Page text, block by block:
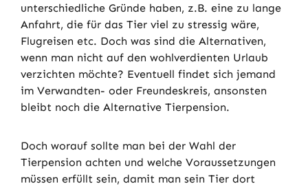
unterschiedliche Gründe haben, z.B. eine zu lange
Anfahrt, die für das Tier viel zu stressig wäre,
Flugreisen etc. Doch was sind die Alternativen,
wenn man nicht auf den wohlverdienten Urlaub
verzichten möchte? Eventuell findet sich jemand
im Verwandten- oder Freundeskreis, ansonsten
bleibt noch die Alternative Tierpension.
Doch worauf sollte man bei der Wahl der
Tierpension achten und welche Voraussetzungen
müssen erfüllt sein, damit man sein Tier dort